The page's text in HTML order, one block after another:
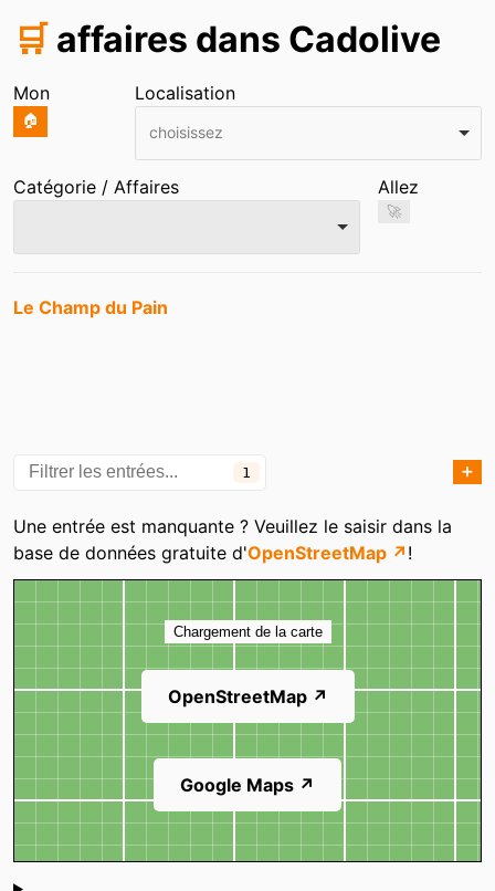
🛒 affaires dans Cadolive
Mon
🏠
Localisation
choisissez
Catégorie / Affaires Allez
🚀
Entrées
Le Champ du Pain
1 ➕
Catégories
Une entrée est manquante ? Veuillez le saisir dans la
base de données gratuite d'OpenStreetMap ↗ !
Carte
Chargement de la carte
OpenStreetMap ↗
Google Maps ↗